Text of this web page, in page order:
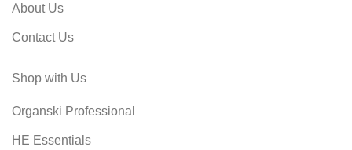
About Us
Contact Us
Shop with Us
Organski Professional
HE Essentials